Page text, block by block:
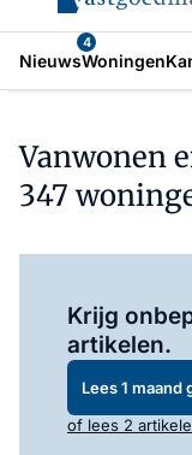
Nieuws
4
Woningen
Vanwonen
347
Krijg
artikelen.
Lees 1 maand
of lees 2